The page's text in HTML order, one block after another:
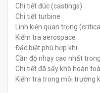
Chi tiết đúc (castings)
Chi tiết turbine
Linh kiện quan trọng
Kiểm tra aerospace
Đặc biệt phù hợp khi:
Cần độ nhạy cao nhất
Chi tiết đã sấy khô hoàn
Kiểm tra trong môi trường